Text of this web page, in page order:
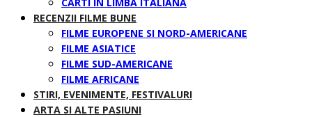
RECENZII FILME BUNE
FILME EUROPENE SI NORD-AMERICANE
FILME ASIATICE
FILME SUD-AMERICANE
FILME AFRICANE
STIRI, EVENIMENTE, FESTIVALURI
ARTA SI ALTE PASIUNI